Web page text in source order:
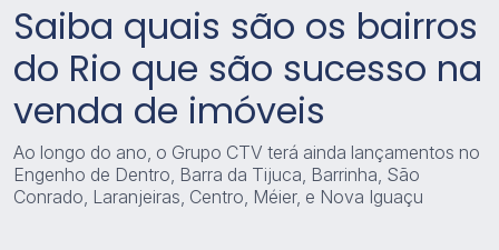
Saiba quais são os bairros
do Rio que são sucesso na
venda de imóveis
Ao longo do ano, o Grupo CTV terá ainda lançamentos no
Engenho de Dentro, Barra da Tijuca, Barrinha, São
Conrado, Laranjeiras, Centro, Méier, e Nova Iguaçu